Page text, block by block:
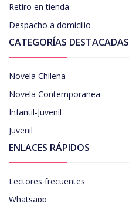
Retiro en tienda
Despacho a domicilio
CATEGORÍAS DESTACADAS
Novela Chilena
Novela Contemporanea
Infantil-Juvenil
Juvenil
ENLACES RÁPIDOS
Lectores frecuentes
Whatsapp